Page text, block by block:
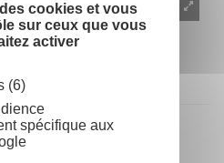
cookies et vous
sur ceux que vous
activer
(6)
spécifique aux